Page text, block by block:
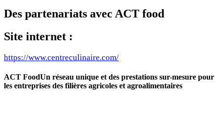
Des partenariats avec ACT food
Site internet :
https://www.centreculinaire.com/
ACT FoodUn réseau unique et des prestations sur-mesure pour
les entreprises des filières agricoles et agroalimentaires